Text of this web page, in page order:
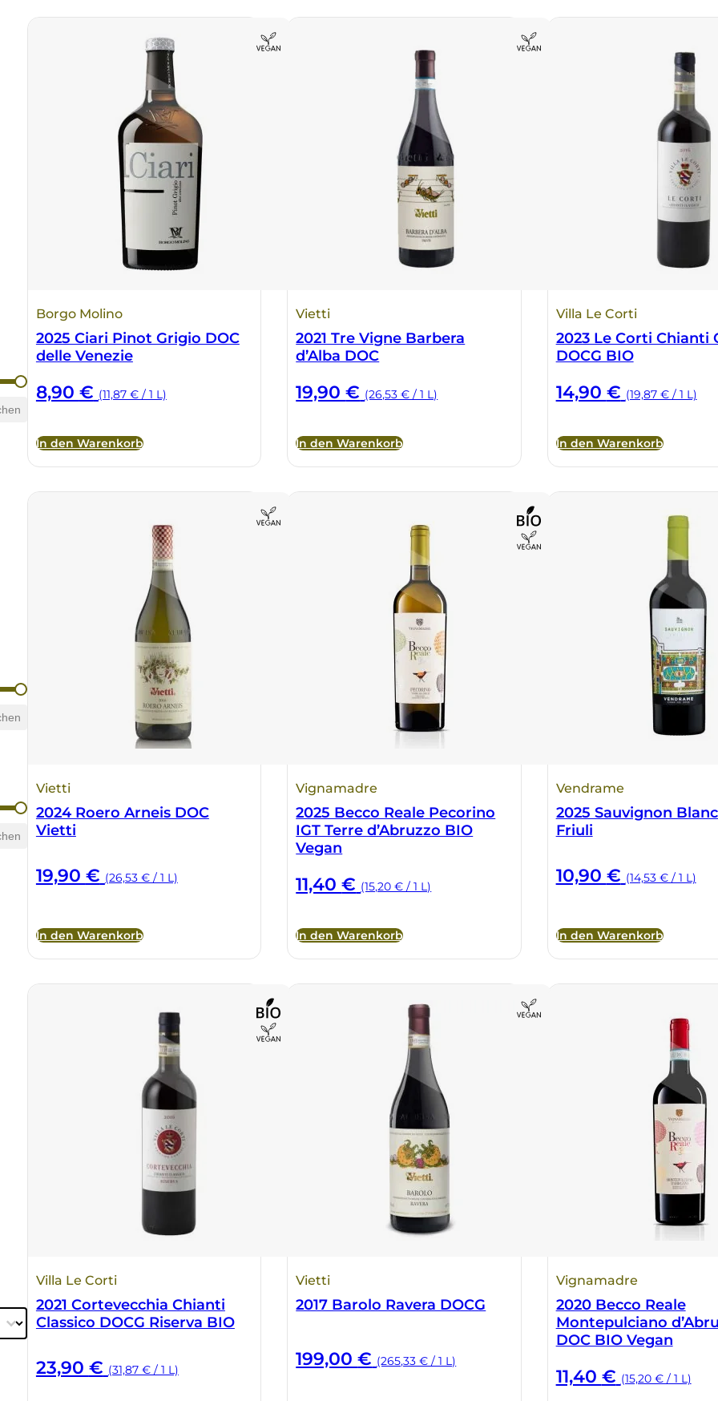
Borgo Molino
2025 Ciari Pinot Grigio DOC
delle Venezie
8,90 € (11,87 € / 1 L)
In den Warenkorb
Vietti
2021 Tre Vigne Barbera
d’Alba DOC
19,90€ (26,53 € / 1 L)
In den Warenkorb
Villa Le Corti
2023 Le Corti Chianti
DOCG BIO
14,90 € (19,87 € / 1 L)
In den Warenkorb
Vietti
2024 Roero Arneis DOC
Vietti
19,90 € (26,53 € / 1 L)
In den Warenkorb
Vignamadre
2025 Becco Reale Pecorino
IGT Terre d’Abruzzo BIO
Vegan
11,40€ (15,20 € / 1 L)
In den Warenkorb
Vendrame
2025 Sauvignon
Friuli
10,90 € (14,53 € / 1 L)
In den Warenkorb
Villa Le Corti
2021 Cortevecchia Chianti
Classico DOCG Riserva BIO
23,90 € (31,87 € / 1 L)
Vietti
2017 Barolo Ravera DOCG
199,00€ (265,33 € / 1 L)
Vignamadre
2020 Becco Reale
Montepulciano
DOC BIO Vegan
11,40 € (15,20 € / 1 L)